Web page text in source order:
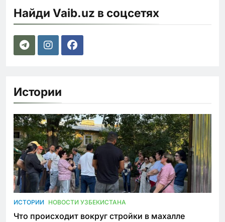
Найди Vaib.uz в соцсетях
Истории
ИСТОРИИ НОВОСТИ УЗБЕКИСТАНА
Что происходит вокруг стройки в махалле